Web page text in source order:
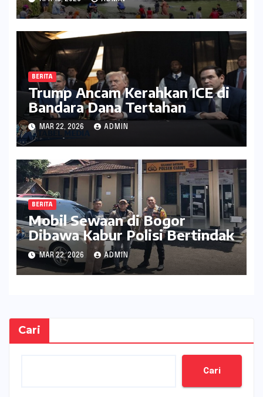
BERITA
Trump Ancam Kerahkan ICE di
Bandara Dana Tertahan
MAR 22, 2026 ADMIN
BERITA
Mobil Sewaan di Bogor
Dibawa Kabur Polisi Bertindak
MAR 22, 2026 ADMIN
Cari
Cari